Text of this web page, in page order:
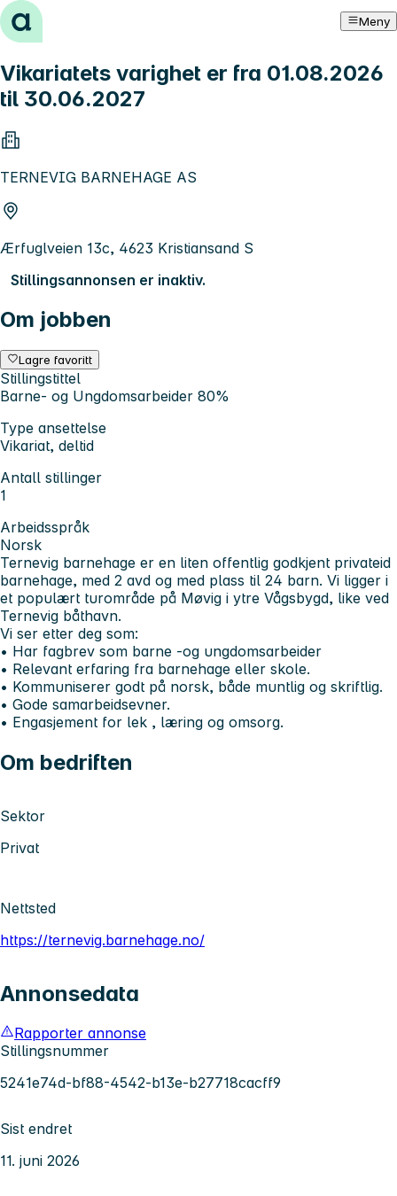
Hopp til innhold Meny
Vikariatets varighet er fra 01.08.2026
til 30.06.2027
TERNEVIG BARNEHAGE AS
Ærfuglveien 13c, 4623 Kristiansand S
Stillingsannonsen er inaktiv.
Om jobben
Lagre favoritt
Stillingstittel
Barne- og Ungdomsarbeider 80%
Type ansettelse
Vikariat, deltid
Antall stillinger
1
Arbeidsspråk
Norsk
Ternevig barnehage er en liten offentlig godkjent privateid
barnehage, med 2 avd og med plass til 24 barn. Vi ligger i
et populært turområde på Møvig i ytre Vågsbygd, like ved
Ternevig båthavn.
Vi ser etter deg som:
• Har fagbrev som barne -og ungdomsarbeider
• Relevant erfaring fra barnehage eller skole.
• Kommuniserer godt på norsk, både muntlig og skriftlig.
• Gode samarbeidsevner.
• Engasjement for lek , læring og omsorg.
Om bedriften
Sektor
Privat
Nettsted
https://ternevig.barnehage.no/
Annonsedata
Rapporter annonse
Stillingsnummer
5241e74d-bf88-4542-b13e-b27718cacff9
Sist endret
11. juni 2026